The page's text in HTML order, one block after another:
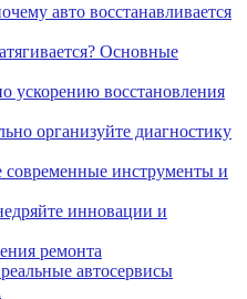
авто восстанавливается
Основные
ускорению восстановления
организуйте диагностику
современные инструменты и
инновации и
ремонта
автосервисы